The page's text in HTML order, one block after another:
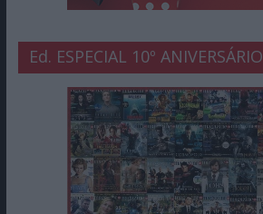
Ed. ESPECIAL 10º ANIVERSÁRIO